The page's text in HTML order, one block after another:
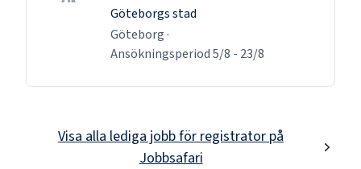
Göteborgs stad
Göteborg ·
Ansökningsperiod5/8 - 23/8
Visa alla lediga jobb för registrator på
Jobbsafari